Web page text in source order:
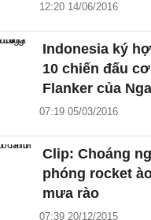
12:20 14/06/2016
Indonesia ký
10 chiến đấu
Flanker của Nga
07:19 05/03/2016
Clip: Choáng
phóng rocket
mưa rào
07:39 20/12/2015